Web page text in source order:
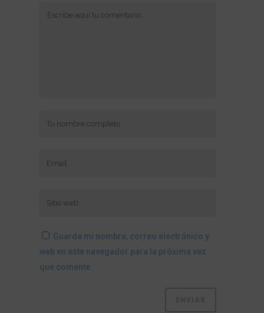
Guarda mi nombre, correo electrónico y
web en este navegador para la próxima vez
que comente.